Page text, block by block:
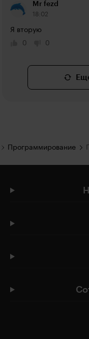
Mr fezd
18:02
Я вторую
0
0
Программирование